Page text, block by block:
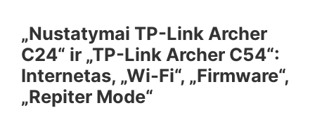
„Nustatymai TP-Link Archer
C24“ ir „TP-Link Archer C54“:
Internetas, „Wi-Fi“, „Firmware“,
„Repiter Mode“